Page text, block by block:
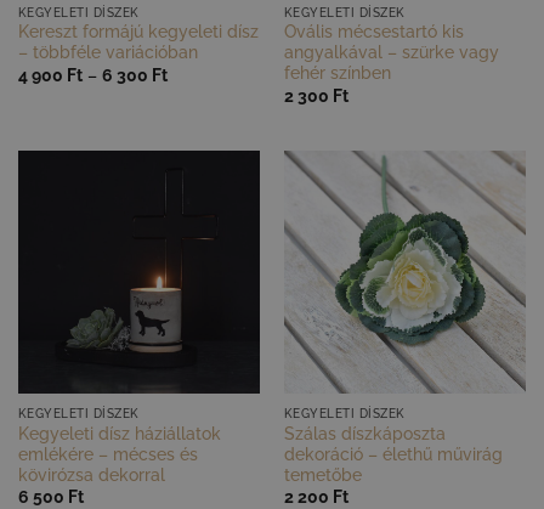
GYORS NÉZET
KEGYELETI DÍSZEK
Kereszt formájú kegyeleti dísz
– többféle variációban
4 900 Ft – 6 300 FtÁrtartomány:
300 Ft
GYORS NÉZET
KEGYELETI DÍSZEK
Ovális mécsestartó kis
angyalkával – szürke vagy
fehér színben
2 300 Ft
GYORS NÉZET
KEGYELETI DÍSZEK
Kegyeleti dísz háziállatok
emlékére – mécses és
kövirózsa dekorral
6 500 Ft
GYORS NÉZET
KEGYELETI DÍSZEK
Szálas díszkáposzta
dekoráció – élethű művirág
temetőbe
2 200 Ft